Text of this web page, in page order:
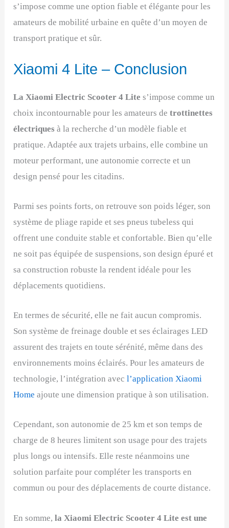
s’impose comme une option fiable et élégante pour les
amateurs de mobilité urbaine en quête d’un moyen de
transport pratique et sûr.
Xiaomi 4 Lite – Conclusion
La Xiaomi Electric Scooter 4 Lite s’impose comme un
choix incontournable pour les amateurs detrottinettes
électriques à la recherche d’un modèle fiable et
pratique. Adaptée aux trajets urbains, elle combine un
moteur performant, une autonomie correcte et un
design pensé pour les citadins.
Parmi ses points forts, on retrouve son poids léger, son
système de pliage rapide et ses pneus tubeless qui
offrent une conduite stable et confortable. Bien qu’elle
ne soit pas équipée de suspensions, son design épuré et
sa construction robuste la rendent idéale pour les
déplacements quotidiens.
En termes de sécurité, elle ne fait aucun compromis.
Son système de freinage double et ses éclairages LED
assurent des trajets en toute sérénité, même dans des
environnements moins éclairés. Pour les amateurs de
technologie, l’intégration avecl’application Xiaomi
Home ajoute une dimension pratique à son utilisation.
Cependant, son autonomie de 25 km et son temps de
charge de 8 heures limitent son usage pour des trajets
plus longs ou intensifs. Elle reste néanmoins une
solution parfaite pour compléter les transports en
commun ou pour des déplacements de courte distance.
En somme,la Xiaomi Electric Scooter 4 Lite est une